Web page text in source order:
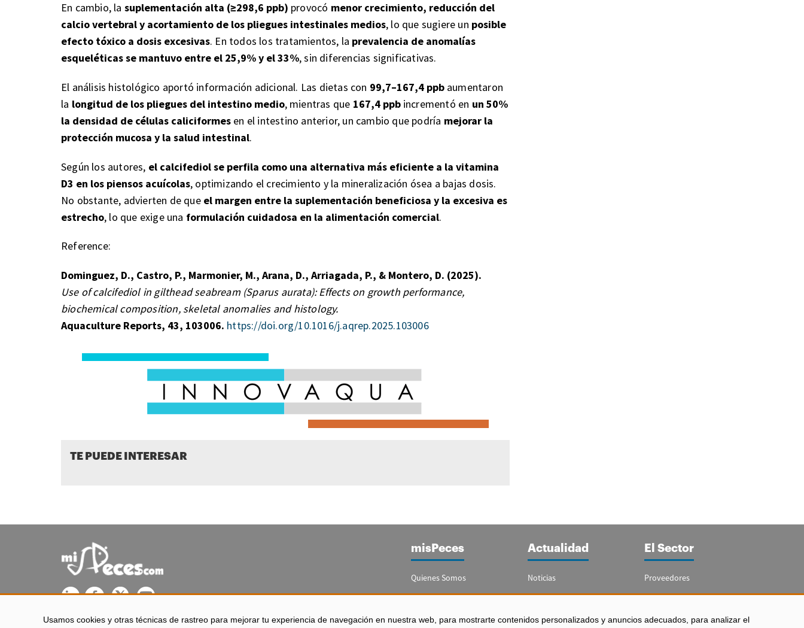
Usamos cookies y otras técnicas de rastreo para mejorar tu experiencia de navegación en nuestra web, para mostrarte contenidos personalizados y anuncios adecuados, para analizar el
En cambio, la suplementación alta (≥298,6 ppb) provocó menor crecimiento, reducción del
calcio vertebral y acortamiento de los pliegues intestinales medios, lo que sugiere un posible
efecto tóxico a dosis excesivas. En todos los tratamientos, la prevalencia de anomalías
esqueléticas se mantuvo entre el 25,9% y el 33%, sin diferencias significativas.
El análisis histológico aportó información adicional. Las dietas con 99,7–167,4 ppbaumentaron
la longitud de los pliegues del intestino medio, mientras que 167,4 ppbincrementó en un 50%
la densidad de células caliciformes en el intestino anterior, un cambio que podría mejorar la
protección mucosa y la salud intestinal.
Según los autores, el calcifediol se perfila como una alternativa más eficiente a la vitamina
D3 en los piensos acuícolas, optimizando el crecimiento y la mineralización ósea a bajas dosis.
No obstante, advierten de que el margen entre la suplementación beneficiosa y la excesiva es
estrecho, lo que exige una formulación cuidadosa en la alimentación comercial.
Reference:
Dominguez, D., Castro, P., Marmonier, M., Arana, D., Arriagada, P., & Montero, D. (2025).
Use of calcifediol in gilthead seabream (Sparus aurata): Effects on growth performance,
biochemical composition, skeletal anomalies and histology.
Aquaculture Reports, 43, 103006. https://doi.org/10.1016/j.aqrep.2025.103006
TE PUEDE INTERESAR
misPeces se edita desde El Puerto de Santa María (Cádiz - España)
misPeces
Quienes Somos
Publicidad
Contacto
Actualidad
Noticias
Reportajes
Boletín Acuicultura
El Sector
Proveedores
Guía del Sector
Legislación